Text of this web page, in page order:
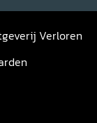
Verloren